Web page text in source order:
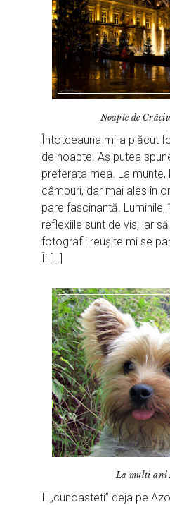
Noapte de
Întotdeauna mi-a plăcut
de noapte. Aș putea
preferata mea. La munte,
câmpuri, dar mai ales în
pare fascinantă. Luminile,
reflexiile sunt de vis, iar
fotografii reușite mi se
Îi […]
La multi ani
Il „cunoasteti” deja pe